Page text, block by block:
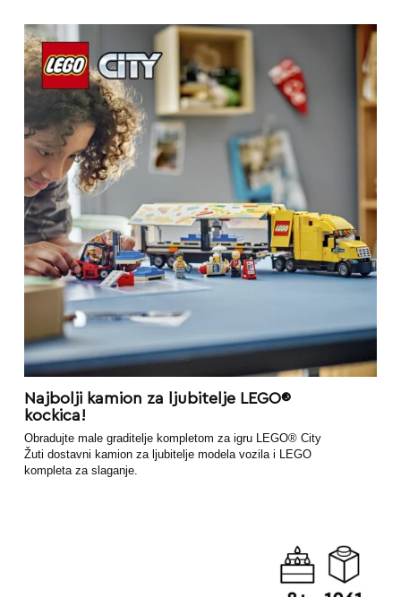
Najbolji kamion za ljubitelje LEGO®
kockica!
Obradujte male graditelje kompletom za igru LEGO® City
Žuti dostavni kamion za ljubitelje modela vozila i LEGO
kompleta za slaganje.